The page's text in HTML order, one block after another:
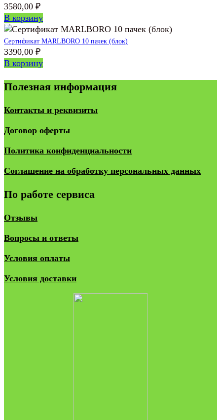
3580,00 ₽
В корзину
Сертификат MARLBORO 10 пачек (блок)
3390,00 ₽
В корзину
Полезная информация
Контакты и реквизиты
Договор оферты
Политика конфиденциальности
Соглашение на обработку персональных данных
По работе сервиса
Отзывы
Вопросы и ответы
Условия оплаты
Условия доставки